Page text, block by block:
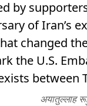
अयातुल्लाह